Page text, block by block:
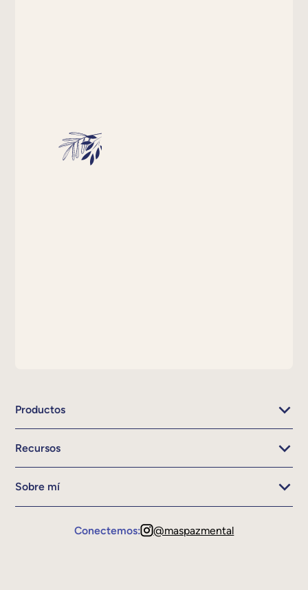
Productos
Recursos
Sobre mí
Conectemos: @maspazmental